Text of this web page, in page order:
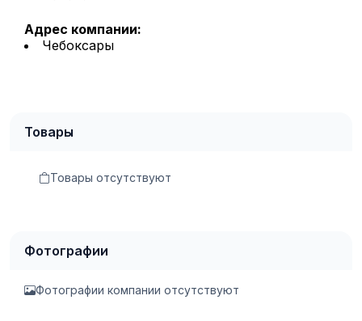
Адрес компании:
Чебоксары
Товары
Товары отсутствуют
Фотографии
Фотографии компании отсутствуют